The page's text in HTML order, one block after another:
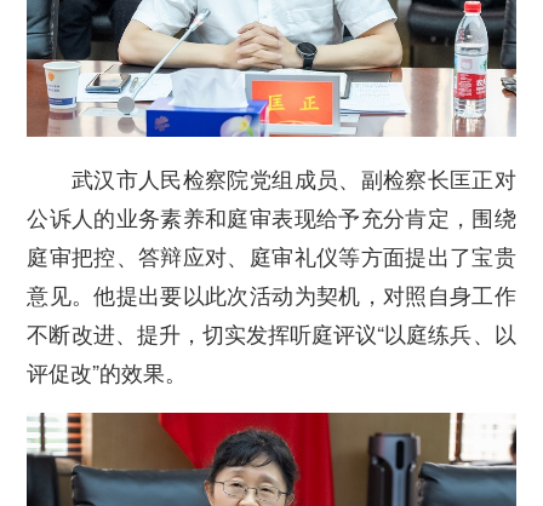
武汉市人民检察院党组成员、副检察长匡正对
公诉人的业务素养和庭审表现给予充分肯定，围绕
庭审把控、答辩应对、庭审礼仪等方面提出了宝贵
意见。他提出要以此次活动为契机，对照自身工作
不断改进、提升，切实发挥听庭评议“以庭练兵、以
评促改”的效果。